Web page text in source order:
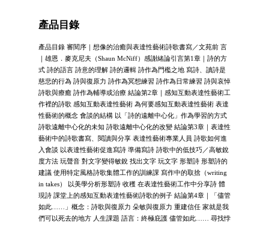
產品目錄
產品目錄 審閱序｜想像的治癒與表達性藝術詩歌書寫／文苑前 言
｜雄恩．麥克尼夫（Shaun McNiff）感謝緒論引言第1章｜詩的方
式 詩的語言 詩意的理解 詩的邏輯 詩作為門檻之地 寫詩、讀詩是
慈悲的行為 詩與復原力 詩作為冥想練習 詩作為日常練習 詩與哀悼
詩歌與療癒 詩作為輔導或治療 結論第2章｜感知互動表達性藝術工
作裡的詩歌 感知互動表達性藝術 為何要感知互動表達性藝術 表達
性藝術的概念 會談的結構 以「詩的遠離中心化」作為學習的方式
詩歌遠離中心化的未知 詩歌遠離中心化的改變 結論第3章｜表達性
藝術中的詩歌書寫、閱讀與分享 表達性藝術專業人員 詩歌如何進
入會談 以表達性藝術促進寫詩 準備寫詩 詩歌中的低技巧／高敏銳
度方法 玩聲音 對文字變得敏銳 找出文字 玩文字 形塑詩 形塑詩的
建議 使用特定風格詩歌集體工作的訓練課 寫作中的取捨（writing
in takes） 以美學分析形塑詩 收穫 在表達性藝術工作中分享詩 體
現詩 課堂上的感知互動表達性藝術詩歌的例子 結論第4章｜「儘管
如此……」概念：詩歌與復原力 朵敏與復原力 重建信任 家就是我
們可以死去的地方 人生課題 語言：終極庇護 儘管如此…… 尋找悖